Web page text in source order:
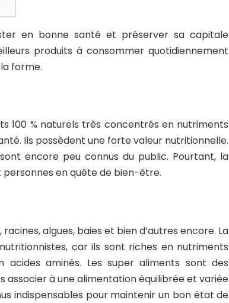
en bonne santé et préserver sa capitale
produits à consommer quotidiennement
forme.
100 % naturels très concentrés en nutriments
Ils possèdent une forte valeur nutritionnelle.
encore peu connus du public. Pourtant, la
en quête de bien-être.
algues, baies et bien d’autres encore. La
car ils sont riches en nutriments
acides aminés. Les super aliments sont des
associer à une alimentation équilibrée et variée
indispensables pour maintenir un bon état de